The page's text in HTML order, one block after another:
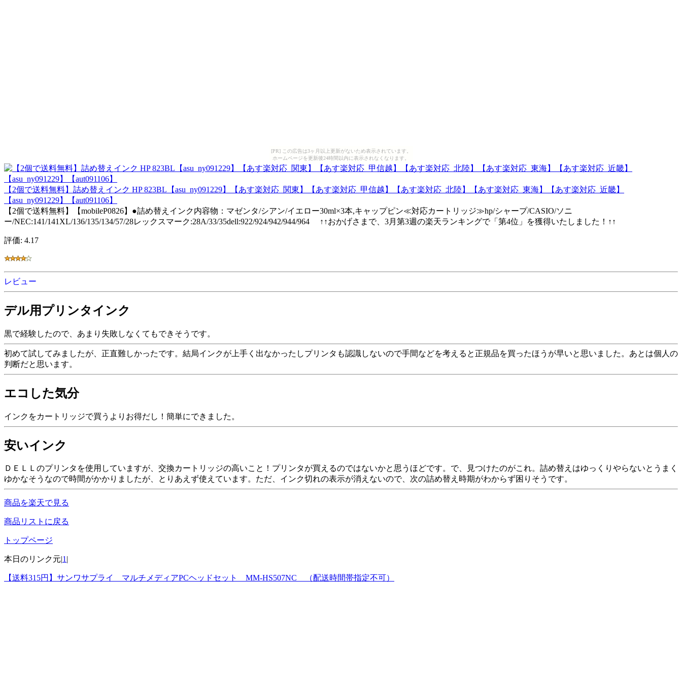
[PR] この広告は3ヶ月以上更新がないため表示されています。
ホームページを更新後24時間以内に表示されなくなります。
【2個で送料無料】詰め替えインク HP 823BL【asu_ny091229】【あす楽対応_関東】【あす楽対応_甲信越】【あす楽対応_北陸】【あす楽対応_東海】【あす楽対応_近畿】
【asu_ny091229】【aut091106】
【2個で送料無料】【mobileP0826】●詰め替えインク内容物：マゼンタ/シアン/イエロー30ml×3本,キャップピン≪対応カートリッジ≫hp/シャープ/CASIO/ソニ
ー/NEC:141/141XL/136/135/134/57/28レックスマーク:28A/33/35dell:922/924/942/944/964 ↑↑おかげさまで、3月第3週の楽天ランキングで「第4位」を獲得いたしました！↑↑
評価: 4.17
レビュー
デル用プリンタインク
黒で経験したので、あまり失敗しなくてもできそうです。
初めて試してみましたが、正直難しかったです。結局インクが上手く出なかったしプリンタも認識しないので手間などを考えると正規品を買ったほうが早いと思いました。あとは個人の
判断だと思います。
エコした気分
インクをカートリッジで買うよりお得だし！簡単にできました。
安いインク
ＤＥＬＬのプリンタを使用していますが、交換カートリッジの高いこと！プリンタが買えるのではないかと思うほどです。で、見つけたのがこれ。詰め替えはゆっくりやらないとうまく
ゆかなそうなので時間がかかりましたが、とりあえず使えています。ただ、インク切れの表示が消えないので、次の詰め替え時期がわからず困りそうです。
商品を楽天で見る
商品リストに戻る
トップページ
本日のリンク元|1|
【送料315円】サンワサプライ マルチメディアPCヘッドセット MM-HS507NC （配送時間帯指定不可）